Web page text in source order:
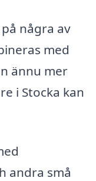
några av
med
ännu mer
i Stocka kan
andra små